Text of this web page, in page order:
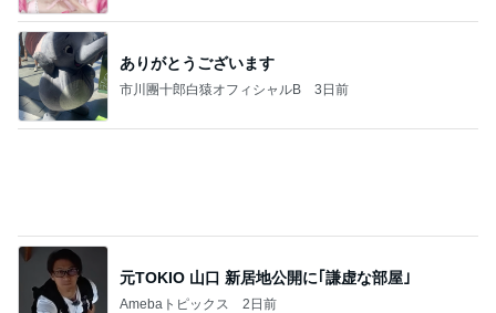
ありがとうございます
市川團十郎白猿オフィシャルB 3日前
元TOKIO 山口 新居地公開に｢謙虚な部屋｣
Amebaトピックス 2日前